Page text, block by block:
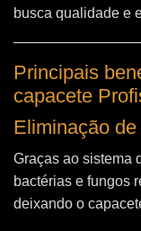
busca qualidade e
Principais
capacete
Eliminação
Graças ao sistema
bactérias e fungos
deixando o